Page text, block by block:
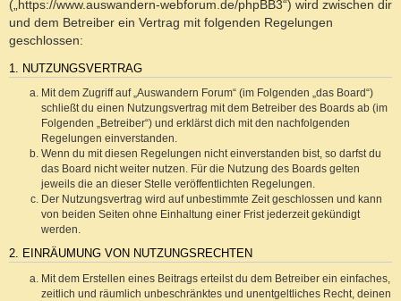
(„https://www.auswandern-webforum.de/phpBB3“) wird zwischen dir
und dem Betreiber ein Vertrag mit folgenden Regelungen
geschlossen:
1. NUTZUNGSVERTRAG
Mit dem Zugriff auf „Auswandern Forum“ (im Folgenden „das Board“)
schließt du einen Nutzungsvertrag mit dem Betreiber des Boards ab (im
Folgenden „Betreiber“) und erklärst dich mit den nachfolgenden
Regelungen einverstanden.
Wenn du mit diesen Regelungen nicht einverstanden bist, so darfst du
das Board nicht weiter nutzen. Für die Nutzung des Boards gelten
jeweils die an dieser Stelle veröffentlichten Regelungen.
Der Nutzungsvertrag wird auf unbestimmte Zeit geschlossen und kann
von beiden Seiten ohne Einhaltung einer Frist jederzeit gekündigt
werden.
2. EINRÄUMUNG VON NUTZUNGSRECHTEN
Mit dem Erstellen eines Beitrags erteilst du dem Betreiber ein einfaches,
zeitlich und räumlich unbeschränktes und unentgeltliches Recht, deinen